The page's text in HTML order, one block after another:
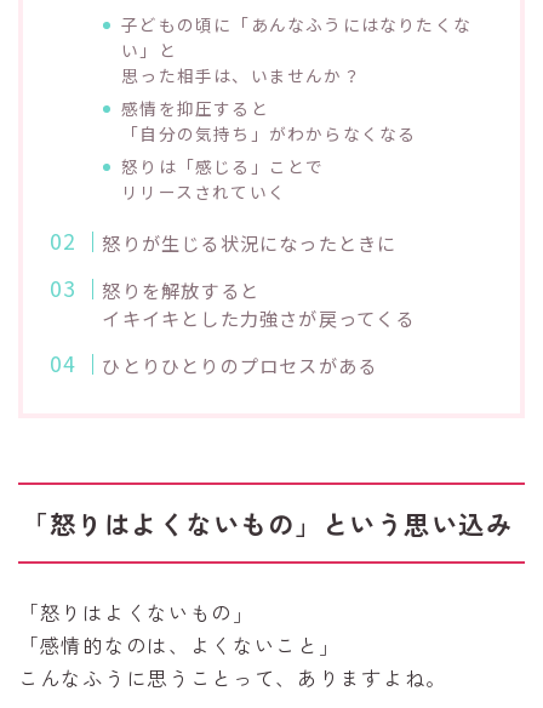
子どもの頃に「あんなふうにはなりたくな
い」と
思った相手は、いませんか？
感情を抑圧すると
「自分の気持ち」がわからなくなる
怒りは「感じる」ことで
リリースされていく
怒りが生じる状況になったときに
怒りを解放すると
イキイキとした力強さが戻ってくる
ひとりひとりのプロセスがある
「怒りはよくないもの」という思い込み
「怒りはよくないもの」
「感情的なのは、よくないこと」
こんなふうに思うことって、ありますよね。